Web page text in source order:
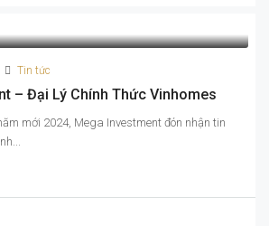
Tin tức
– Đại Lý Chính Thức Vinhomes
mới 2024, Mega Investment đón nhận tin